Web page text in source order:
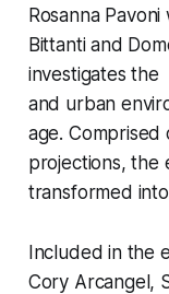
Rosanna
Bittanti and
investigates the
and urban
age. Comprised
projections, the
transformed
Included in the
Cory Arcangel,